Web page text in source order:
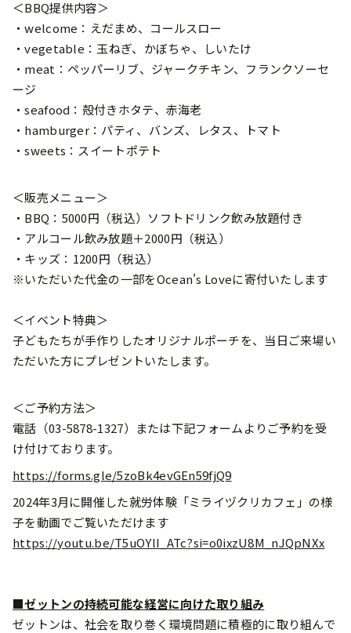
＜BBQ提供内容＞
・welcome：えだまめ、コールスロー
・vegetable：玉ねぎ、かぼちゃ、しいたけ
・meat：ペッパーリブ、ジャークチキン、フランクソーセ
ージ
・seafood：殻付きホタテ、赤海老
・hamburger：パティ、バンズ、レタス、トマト
・sweets：スイートポテト
＜販売メニュー＞
・BBQ：5000円（税込）ソフトドリンク飲み放題付き
・アルコール飲み放題＋2000円（税込）
・キッズ：1200円（税込）
※いただいた代金の一部をOcean's Loveに寄付いたします
＜イベント特典＞
子どもたちが手作りしたオリジナルポーチを、当日ご来場い
ただいた方にプレゼントいたします。
＜ご予約方法＞
電話（03-5878-1327）または下記フォームよりご予約を受
け付けております。
https://forms.gle/5zoBk4evGEn59fjQ9
2024年3月に開催した就労体験「ミライヅクリカフェ」の様
子を動画でご覧いただけます
https://youtu.be/T5uOYlI_ATc?si=o0ixzU8M_nJQpNXx
■ゼットンの持続可能な経営に向けた取り組み
ゼットンは、社会を取り巻く環境問題に積極的に取り組んで